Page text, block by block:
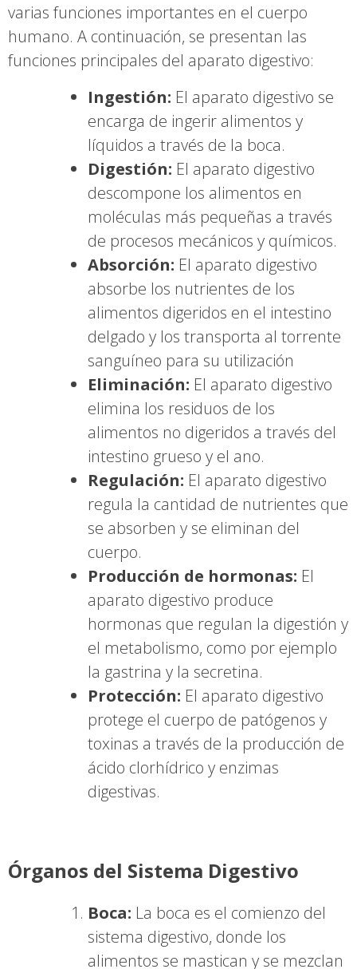
varias funciones importantes en el cuerpo
humano. A continuación, se presentan las
funciones principales del aparato digestivo:
Ingestión: El aparato digestivo se
encarga de ingerir alimentos y
líquidos a través de la boca.
Digestión: El aparato digestivo
descompone los alimentos en
moléculas más pequeñas a través
de procesos mecánicos y químicos.
Absorción: El aparato digestivo
absorbe los nutrientes de los
alimentos digeridos en el intestino
delgado y los transporta al torrente
sanguíneo para su utilización
Eliminación: El aparato digestivo
elimina los residuos de los
alimentos no digeridos a través del
intestino grueso y el ano.
Regulación: El aparato digestivo
regula la cantidad de nutrientes que
se absorben y se eliminan del
cuerpo.
Producción de hormonas: El
aparato digestivo produce
hormonas que regulan la digestión y
el metabolismo, como por ejemplo
la gastrina y la secretina.
Protección: El aparato digestivo
protege el cuerpo de patógenos y
toxinas a través de la producción de
ácido clorhídrico y enzimas
digestivas.
Órganos del Sistema Digestivo
Boca: La boca es el comienzo del
sistema digestivo, donde los
alimentos se mastican y se mezclan